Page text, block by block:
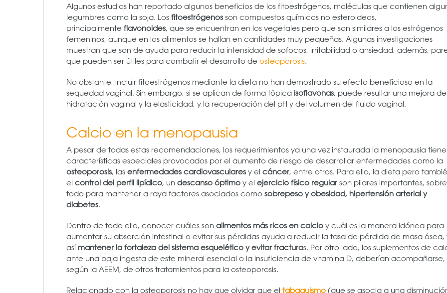
Algunos estudios han reportado algunos beneficios de los fitoestrógenos, moléculas que contienen
legumbres como la soja. Los fitoestrógenos son compuestos químicos no esteroideos,
principalmente flavonoides, que se encuentran en los vegetales pero que son similares a los estrógenos
femeninos, aunque en los alimentos se hallan en cantidades muy pequeñas. Algunas investigaciones
muestran que son de ayuda para reducir la intensidad de sofocos, irritabilidad o ansiedad, además,
que pueden ser útiles para combatir el desarrollo de osteoporosis.
No obstante, incluir fitoestrógenos mediante la dieta no han demostrado su efecto beneficioso en la
sequedad vaginal. Sin embargo, si se aplican de forma tópica isoflavonas, puede resultar una mejora
hidratación vaginal y la elasticidad, y la recuperación del pH y del volumen del fluido vaginal.
Calcio en la menopausia
A pesar de todas estas recomendaciones, los requerimientos ya una vez instaurada la menopausia
características especiales provocados por el aumento de riesgo de desarrollar enfermedades como la
osteoporosis, las enfermedades cardiovasculares y el cáncer, entre otros. Para ello, la dieta pero
el control del perfil lipídico, un descanso óptimo y el ejercicio físico regular son pilares importantes, sobre
todo para mantener a raya factores asociados como sobrepeso y obesidad, hipertensión arterial y
diabetes.
Dentro de todo ello, conocer cuáles son alimentos más ricos en calcio y cuál es la manera idónea para
aumentar su absorción intestinal o evitar sus pérdidas ayuda a reducir la tasa de pérdida de masa ósea,
así mantener la fortaleza del sistema esquelético y evitar fracturas. Por otro lado, los suplementos de
ante una baja ingesta de este mineral esencial o la insuficiencia de vitamina D, deberían acompañarse,
según la AEEM, de otros tratamientos para la osteoporosis.
Relacionado con la osteoporosis no hay que olvidar que el tabaquismo (que se asocia a una